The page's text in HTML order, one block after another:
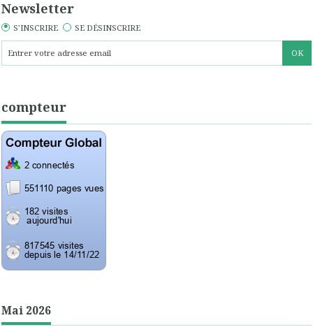
Newsletter
S'INSCRIRE SE DÉSINSCRIRE
compteur
Mai 2026